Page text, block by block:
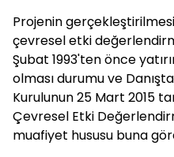
Projenin
çevresel etki
Şubat 1993'ten önce
olması durumu ve
Kurulunun 25 Mart 2015
Çevresel Etki
muafiyet hususu buna